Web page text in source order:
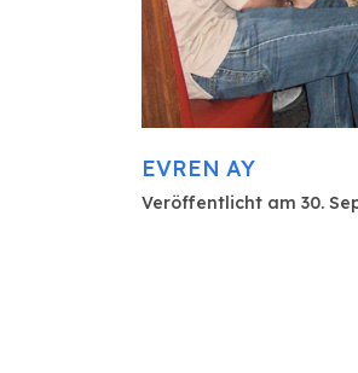
EVREN AY
Veröffentlicht am 30.